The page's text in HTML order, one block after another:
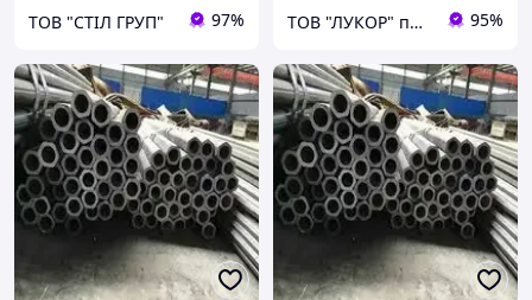
ТОВ "СТІЛ ГРУП" 97% ТОВ "ЛУКОР" продаємо якісну продукцію за доступними цінами 95%